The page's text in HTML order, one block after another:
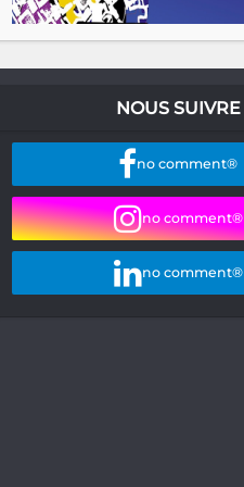
NOUS SUIVRE
no comment®
no comment®
no comment®